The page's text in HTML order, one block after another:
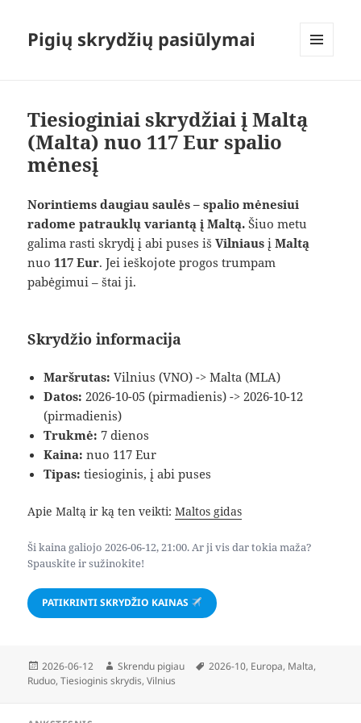
Pigių skrydžių pasiūlymai
Tiesioginiai skrydžiai į Maltą
(Malta) nuo 117 Eur spalio
mėnesį
Norintiems daugiau saulės – spalio mėnesiui
radome patrauklų variantą į Maltą. Šiuo metu
galima rasti skrydį į abi puses išVilniaus įMaltą
nuo117 Eur. Jei ieškojote progos trumpam
pabėgimui – štai ji.
Skrydžio informacija
Maršrutas: Vilnius (VNO) -> Malta (MLA)
Datos: 2026-10-05 (pirmadienis) -> 2026-10-12
(pirmadienis)
Trukmė: 7 dienos
Kaina: nuo 117 Eur
Tipas: tiesioginis, į abi puses
Apie Maltą ir ką ten veikti:Maltos gidas
Ši kaina galiojo 2026-06-12, 21:00. Ar ji vis dar tokia maža?
Spauskite ir sužinokite!
PATIKRINTI SKRYDŽIO KAINAS
Paskelbta
2026-06-12 Autorius
Skrendu pigiau Žymos
2026-10, Europa, Malta,
Ruduo,Tiesioginis skrydis,Vilnius